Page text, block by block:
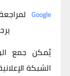
لمراجعة سياسة الخصوصية للبرنامج الإعلانيGoogle
يُمكن جمع
الشبكة